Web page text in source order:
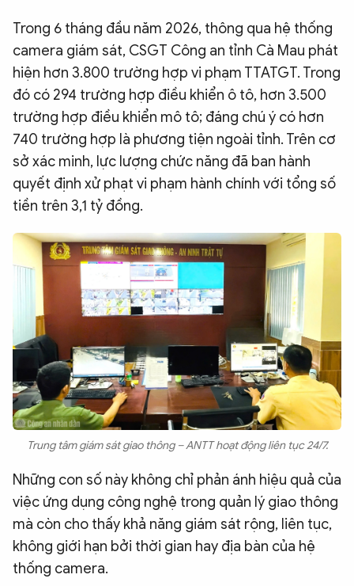
Trong 6 tháng đầu năm 2026, thông qua hệ thống
camera giám sát, CSGT Công an tỉnh Cà Mau phát
hiện hơn 3.800 trường hợp vi phạm TTATGT. Trong
đó có 294 trường hợp điều khiển ô tô, hơn 3.500
trường hợp điều khiển mô tô; đáng chú ý có hơn
740 trường hợp là phương tiện ngoài tỉnh. Trên cơ
sở xác minh, lực lượng chức năng đã ban hành
quyết định xử phạt vi phạm hành chính với tổng số
tiền trên 3,1 tỷ đồng.
Trung tâm giám sát giao thông – ANTT hoạt động liên tục 24/7.
Những con số này không chỉ phản ánh hiệu quả của
việc ứng dụng công nghệ trong quản lý giao thông
mà còn cho thấy khả năng giám sát rộng, liên tục,
không giới hạn bởi thời gian hay địa bàn của hệ
thống camera.